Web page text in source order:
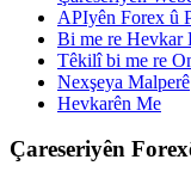
APIyên Forex û
Bi me re Hevkar
Têkilî bi me re
Nexşeya Malperê
Hevkarên Me
Çareseriyên